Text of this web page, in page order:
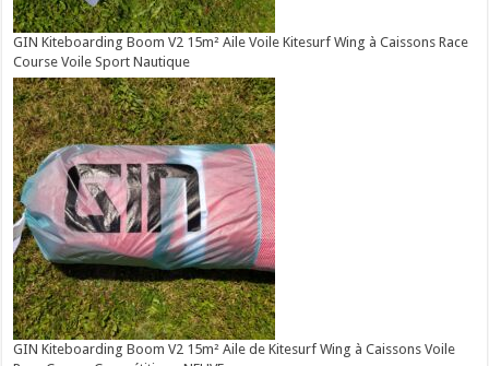
GIN Kiteboarding Boom V2 15m² Aile Voile Kitesurf Wing à Caissons Race
Course Voile Sport Nautique
GIN Kiteboarding Boom V2 15m² Aile de Kitesurf Wing à Caissons Voile